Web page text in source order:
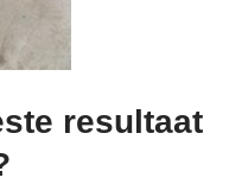
resultaat